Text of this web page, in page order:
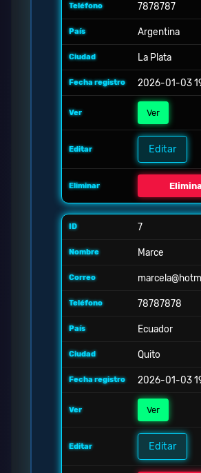
7878787
Argentina
La Plata
2026-01-03
Ver
Editar
7
Marce
78787878
Ecuador
Quito
2026-01-03
Ver
Editar